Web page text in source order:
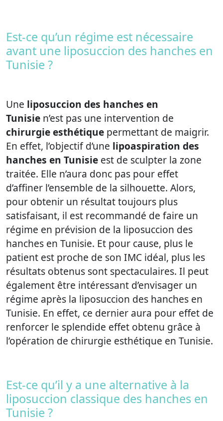
Est-ce qu’un régime est nécessaire
avant une liposuccion des hanches en
Tunisie ?
Une liposuccion des hanches en
Tunisie n’est pas une intervention de
chirurgie esthétique permettant de maigrir.
En effet, l’objectif d’une lipoaspiration des
hanches en Tunisie est de sculpter la zone
traitée. Elle n’aura donc pas pour effet
d’affiner l’ensemble de la silhouette. Alors,
pour obtenir un résultat toujours plus
satisfaisant, il est recommandé de faire un
régime en prévision de la liposuccion des
hanches en Tunisie. Et pour cause, plus le
patient est proche de son IMC idéal, plus les
résultats obtenus sont spectaculaires. Il peut
également être intéressant d’envisager un
régime après la liposuccion des hanches en
Tunisie. En effet, ce dernier aura pour effet de
renforcer le splendide effet obtenu grâce à
l’opération de chirurgie esthétique en Tunisie.
Est-ce qu’il y a une alternative à la
liposuccion classique des hanches en
Tunisie ?